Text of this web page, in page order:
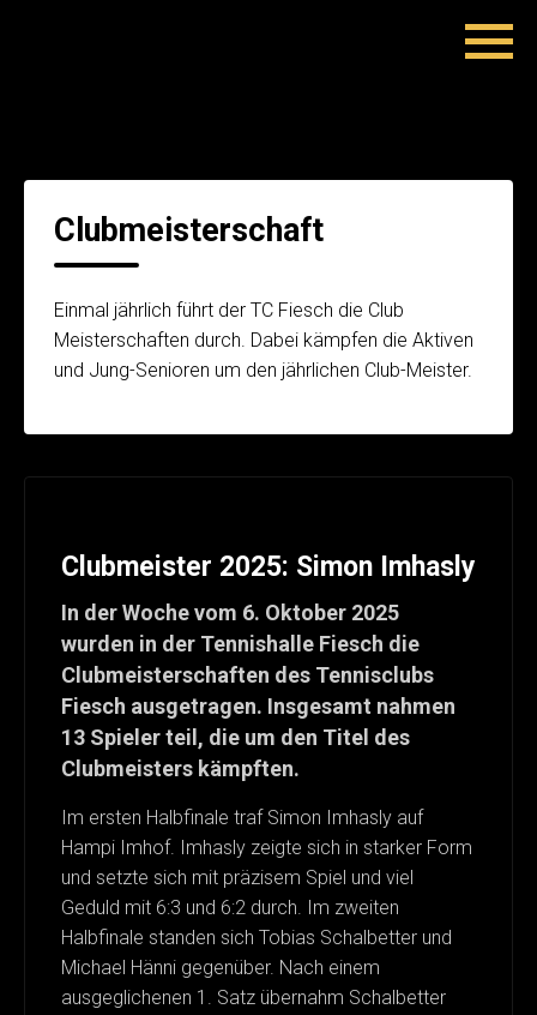
Clubmeisterschaft
Einmal jährlich führt der TC Fiesch die Club
Meisterschaften durch. Dabei kämpfen die Aktiven
und Jung-Senioren um den jährlichen Club-Meister.
Clubmeister 2025: Simon Imhasly
In der Woche vom 6. Oktober 2025
wurden in der Tennishalle Fiesch die
Clubmeisterschaften des Tennisclubs
Fiesch ausgetragen. Insgesamt nahmen
13 Spieler teil, die um den Titel des
Clubmeisters kämpften.
Im ersten Halbfinale traf Simon Imhasly auf
Hampi Imhof. Imhasly zeigte sich in starker Form
und setzte sich mit präzisem Spiel und viel
Geduld mit 6:3 und 6:2 durch. Im zweiten
Halbfinale standen sich Tobias Schalbetter und
Michael Hänni gegenüber. Nach einem
ausgeglichenen 1. Satz übernahm Schalbetter